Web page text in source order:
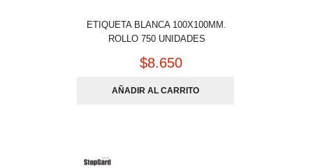
ETIQUETA BLANCA 100X100MM.
ROLLO 750 UNIDADES
$8.650
AÑADIR AL CARRITO